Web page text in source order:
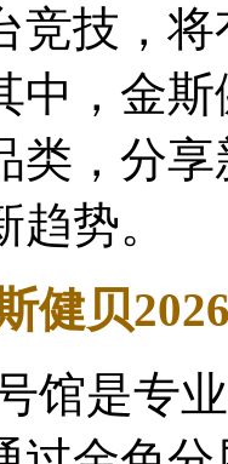
竞技，
中，金
类，分
势。
健贝
是专业